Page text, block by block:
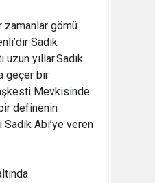
zamanlar gömü
Sadık
uzun yıllar.Sadık
geçer bir
Mevkisinde
definenin
Sadık Abi’ye veren